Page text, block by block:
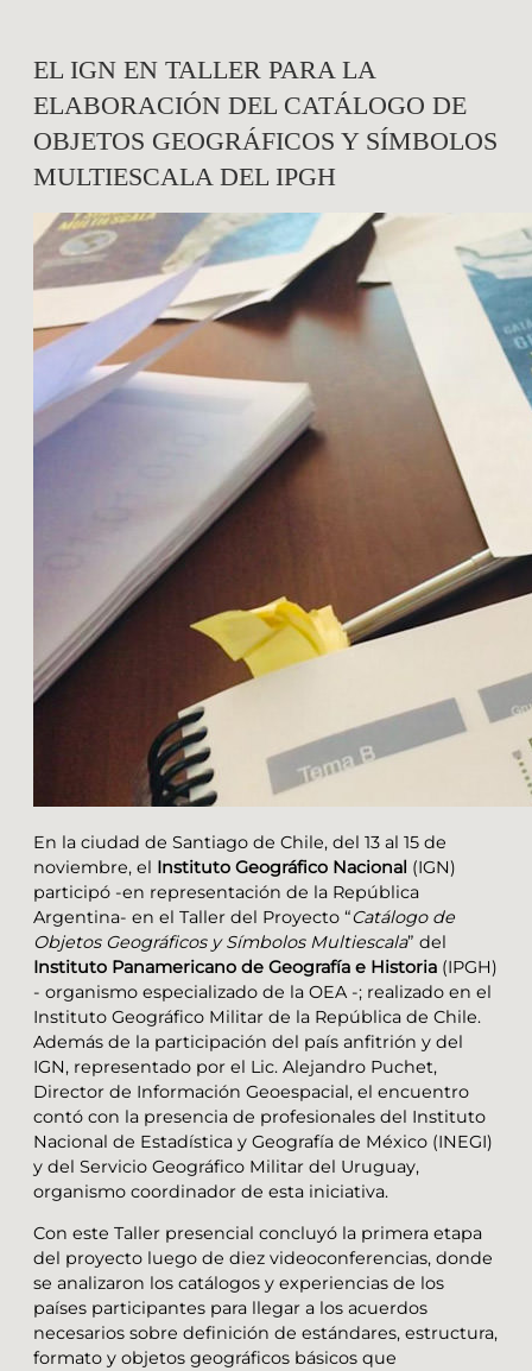
EL IGN EN TALLER PARA LA
ELABORACIÓN DEL CATÁLOGO DE
OBJETOS GEOGRÁFICOS Y SÍMBOLOS
MULTIESCALA DEL IPGH
En la ciudad de Santiago de Chile, del 13 al 15 de
noviembre, el Instituto Geográfico Nacional (IGN)
participó -en representación de la República
Argentina- en el Taller del Proyecto “Catálogo de
Objetos Geográficos y Símbolos Multiescala” del
Instituto Panamericano de Geografía e Historia (IPGH)
- organismo especializado de la OEA -; realizado en el
Instituto Geográfico Militar de la República de Chile.
Además de la participación del país anfitrión y del
IGN, representado por el Lic. Alejandro Puchet,
Director de Información Geoespacial, el encuentro
contó con la presencia de profesionales del Instituto
Nacional de Estadística y Geografía de México (INEGI)
y del Servicio Geográfico Militar del Uruguay,
organismo coordinador de esta iniciativa.
Con este Taller presencial concluyó la primera etapa
del proyecto luego de diez videoconferencias, donde
se analizaron los catálogos y experiencias de los
países participantes para llegar a los acuerdos
necesarios sobre definición de estándares, estructura,
formato y objetos geográficos básicos que